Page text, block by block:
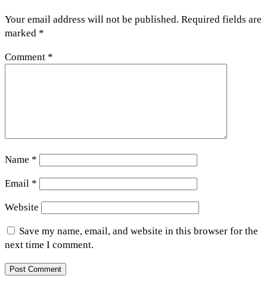
Your email address will not be published. Required fields are
marked *
Comment *
Name *
Email *
Website
Save my name, email, and website in this browser for the
next time I comment.